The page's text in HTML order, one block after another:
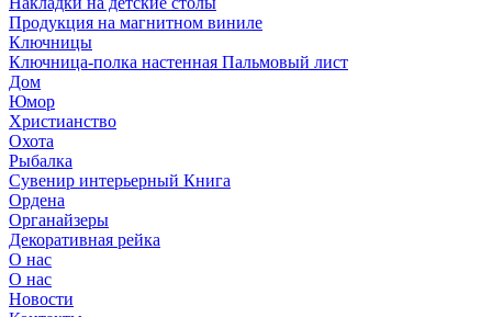
Продукция на магнитном виниле
Ключницы
Ключница-полка настенная Пальмовый лист
Дом
Юмор
Христианство
Охота
Рыбалка
Сувенир интерьерный Книга
Ордена
Органайзеры
Декоративная рейка
О нас
О нас
Новости